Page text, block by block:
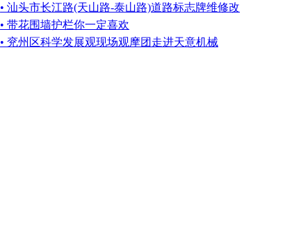
• 汕头市长江路(天山路-泰山路)道路标志牌维修改
• 带花围墙护栏你一定喜欢
• 兖州区科学发展观现场观摩团走进天意机械